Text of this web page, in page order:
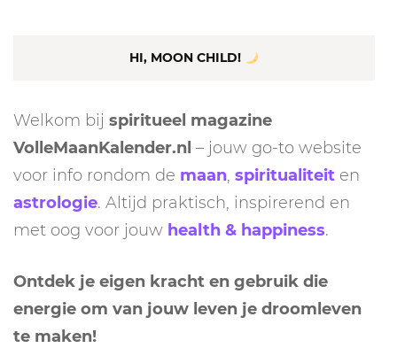
HI, MOON CHILD!
Welkom bij spiritueel magazine
VolleMaanKalender.nl – jouw go-to website
voor info rondom de maan, spiritualiteit en
astrologie. Altijd praktisch, inspirerend en
met oog voor jouw health & happiness.
Ontdek je eigen kracht en gebruik die
energie om van jouw leven je droomleven
te maken!